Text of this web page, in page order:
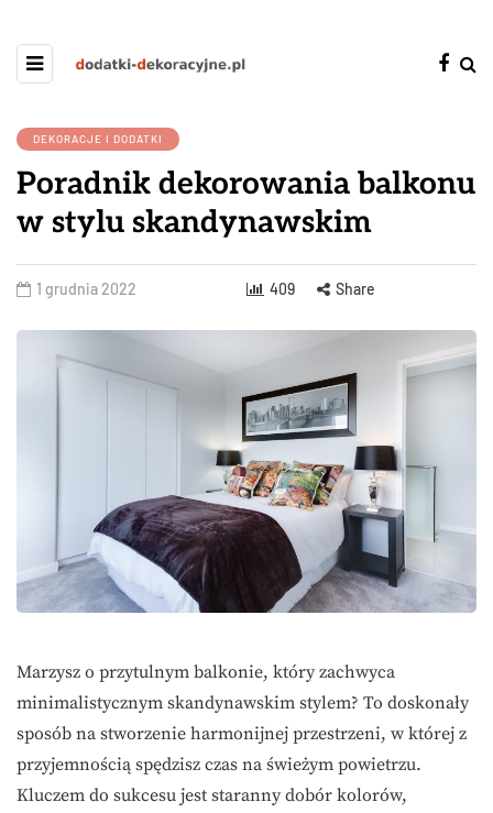
DEKORACJE I DODATKI
Poradnik dekorowania balkonu
w stylu skandynawskim
1 grudnia 2022 409 Share
Marzysz o przytulnym balkonie, który zachwyca
minimalistycznym skandynawskim stylem? To doskonały
sposób na stworzenie harmonijnej przestrzeni, w której z
przyjemnością spędzisz czas na świeżym powietrzu.
Kluczem do sukcesu jest staranny dobór kolorów,